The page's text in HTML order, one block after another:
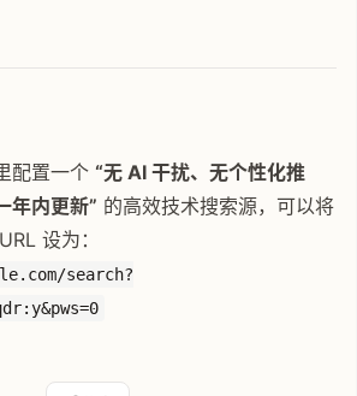
配置一个 “无 AI 干扰、无个性化推
年内更新” 的高效技术搜索源，可以将
设为：
search?